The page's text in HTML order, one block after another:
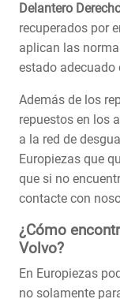
Delantero
recuperados por
aplican las
estado adecuado
Además de los
repuestos en los
a la red de
Europiezas que
que si no
contacte con
¿Cómo
Volvo?
En Europiezas
no solamente